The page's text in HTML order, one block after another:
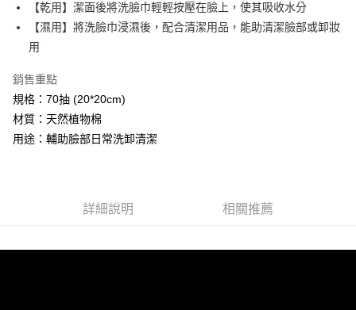
全家取貨付款
每筆NT$60，滿NT$499(含以上)免運費
每筆NT$60，滿NT$499(含以上)免運費
7-11取貨付款
每筆NT$60，滿NT$499(含以上)免運費
【乾用】潔面後將洗臉巾輕輕按壓在臉上，使其吸收水分
【濕用】將洗臉巾浸濕後，配合清潔用品，能助清潔臉部或卸妝
用
銷售重點
規格：70抽 (20*20cm)
材質：天然植物棉
用途：輔助臉部日常洗卸清潔
詳細說明 相關推薦